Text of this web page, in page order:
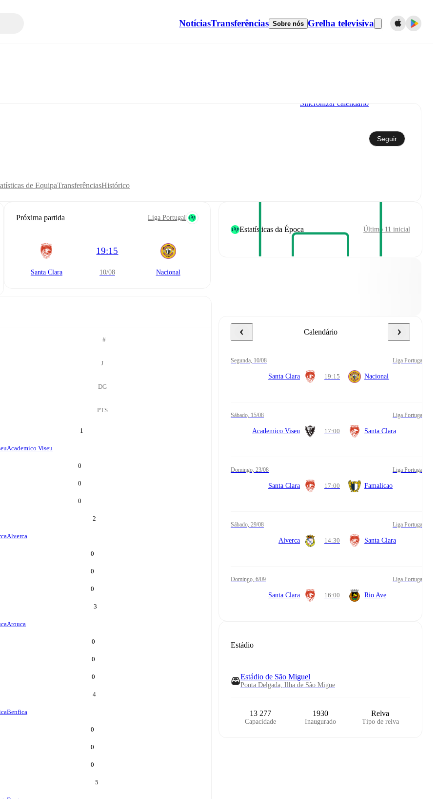
NotíciasTransferências Sobre nós Grelha televisiva
Sincronizar calendário
Seguir
de EquipaTransferênciasHistórico
Próxima partida Liga Portugal
Santa Clara
19:15
10/08 Nacional
#
J
DG
PTS
1
Academico Viseu
0
0
0
2
Alverca
0
0
0
3
Arouca
0
0
0
4
Benfica
0
0
0
5
Estatísticas da Época Último 11 inicial
Calendário
segunda, 10/08 Liga Portugal
Santa Clara 19:15 Nacional
sábado, 15/08 Liga Portugal
Academico Viseu 17:00 Santa Clara
domingo, 23/08 Liga Portugal
Santa Clara 17:00 Famalicao
sábado, 29/08 Liga Portugal
Alverca 14:30 Santa Clara
domingo, 6/09 Liga Portugal
Santa Clara 16:00 Rio Ave
Estádio
Estádio de São Miguel
Ponta Delgada, Ilha de São Migue
13 277
Capacidade
1930
Inaugurado
Relva
Tipo de relva